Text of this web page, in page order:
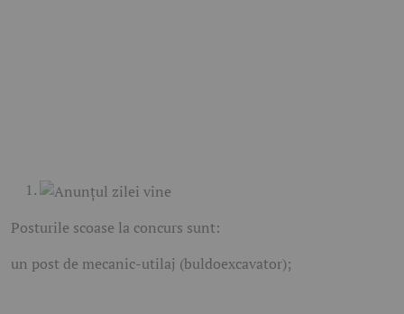
Posturile scoase la concurs sunt:
un post de mecanic-utilaj (buldoexcavator);